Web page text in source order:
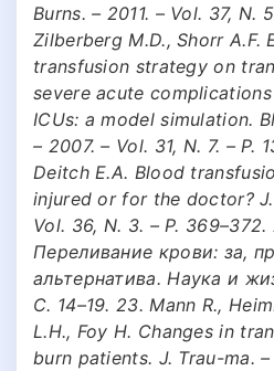
Burns. – 2011. – Vol. 37, N.
Zilberberg M.D., Shorr
transfusion strategy on
severe acute
ICUs: a model simulation.
– 2007. – Vol. 31, N. 7. – Р.
Deitch E.A. Blood
injured or for the doctor? J.
Vol. 36, N. 3. – P.
Переливание крови: за,
альтернатива. Наука и
C. 14–19. 23. Mann R.,
L.H., Foy H. Changes in
burn patients. J. Trau-ma.